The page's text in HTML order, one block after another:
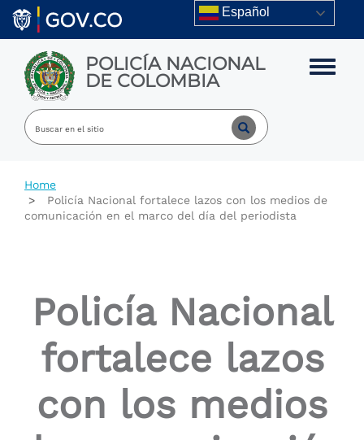
Skip to main content Español
POLICÍA NACIONAL
DE COLOMBIA Toggle
Home
Policía Nacional fortalece lazos con los medios de
comunicación en el marco del día del periodista
Policía Nacional
fortalece lazos
con los medios